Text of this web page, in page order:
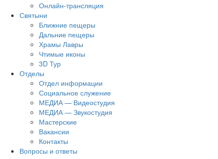
Онлайн-трансляция
Святыни
Ближние пещеры
Дальние пещеры
Храмы Лавры
Чтимые иконы
3D Тур
Отделы
Отдел информации
Социальное служение
МЕДИА — Видеостудия
МЕДИА — Звукостудия
Мастерские
Вакансии
Контакты
Вопросы и ответы